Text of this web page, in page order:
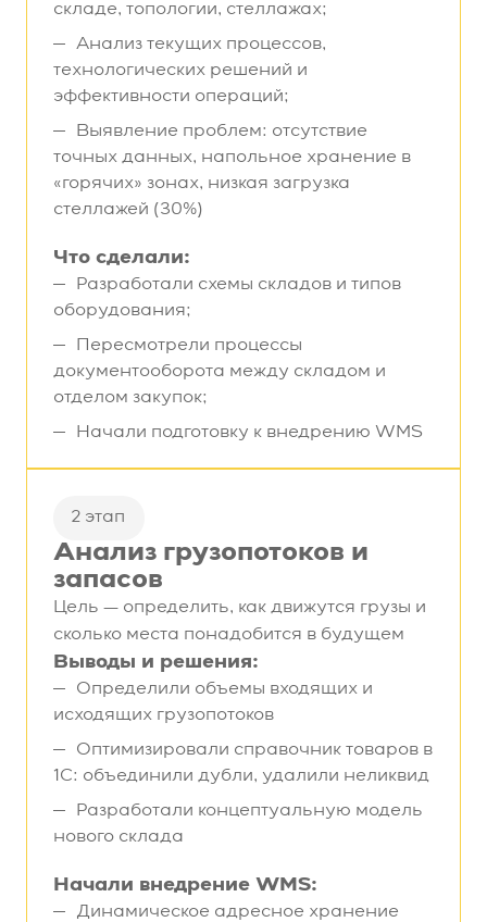
складе, топологии, стеллажах;
Анализ текущих процессов,
технологических решений и
эффективности операций;
Выявление проблем: отсутствие
точных данных, напольное хранение в
«горячих» зонах, низкая загрузка
стеллажей (30%)
Что сделали:
Разработали схемы складов и типов
оборудования;
Пересмотрели процессы
документооборота между складом и
отделом закупок;
Начали подготовку к внедрению WMS
2 этап
Анализ грузопотоков и
запасов
Цель — определить, как движутся грузы и
сколько места понадобится в будущем
Выводы и решения:
Определили объемы входящих и
исходящих грузопотоков
Оптимизировали справочник товаров в
1С: объединили дубли, удалили неликвид
Разработали концептуальную модель
нового склада
Начали внедрение WMS:
Динамическое адресное хранение